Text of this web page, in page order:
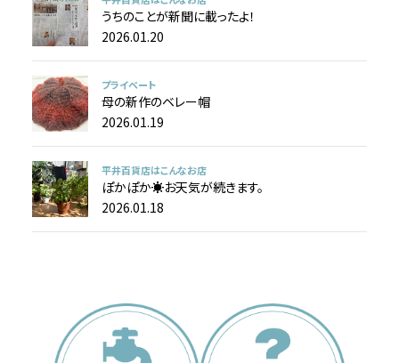
うちのことが新聞に載ったよ！
2026.01.20
プライベート
母の新作のベレー帽
2026.01.19
平井百貨店はこんなお店
ぽかぽか☀お天気が続きます。
2026.01.18